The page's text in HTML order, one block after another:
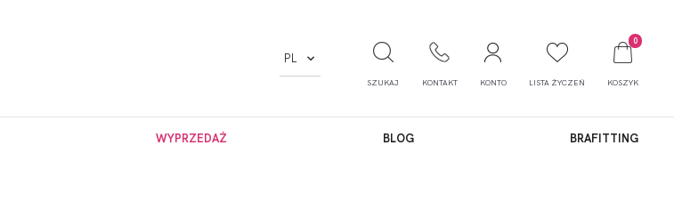
PL
SZUKAJ KONTAKT KONTO LISTA ŻYCZEŃ
0
KOSZYK
WYPRZEDAŻ BLOG BRAFITTING